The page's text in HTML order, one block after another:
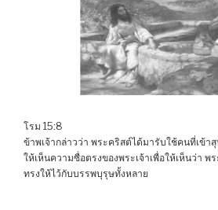
โรม 15:8
ข้าพเจ้ากล่าวว่า พระคริสต์ได้มารับใช้คนที่เข้า
ให้เห็นความซื่อตรงของพระเจ้าเพื่อให้เห็นว่า
ทรงให้ไว้กับบรรพบุรุษทั้งหลาย